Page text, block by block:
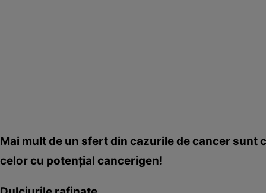
Mai mult de un sfert din cazurile de cancer sunt
celor cu potenţial cancerigen!